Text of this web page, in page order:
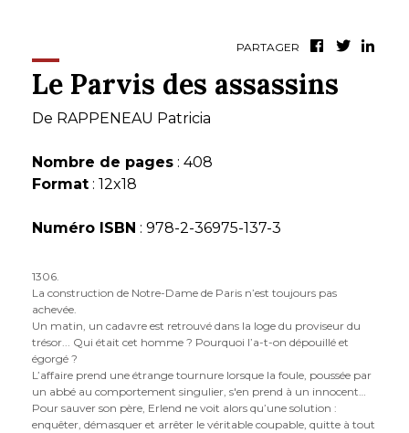
Le Parvis des assassins
De RAPPENEAU Patricia
Nombre de pages : 408
Format : 12x18
Numéro ISBN : 978-2-36975-137-3
PARTAGER
1306.
La construction de Notre-Dame de Paris n’est toujours pas
achevée.
Un matin, un cadavre est retrouvé dans la loge du proviseur du
trésor... Qui était cet homme ? Pourquoi l’a-t-on dépouillé et
égorgé ?
L’affaire prend une étrange tournure lorsque la foule, poussée par
un abbé au comportement singulier, s'en prend à un innocent…
Pour sauver son père, Erlend ne voit alors qu’une solution :
enquêter, démasquer et arrêter le véritable coupable, quitte à tout